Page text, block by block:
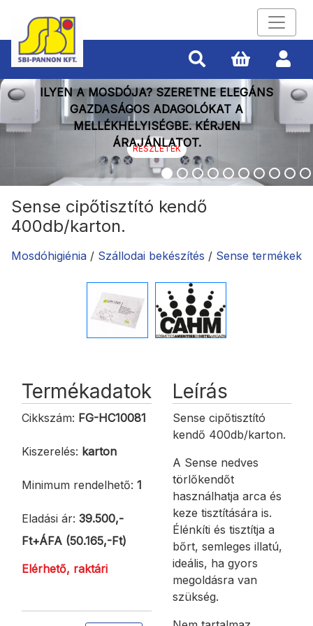
ILYEN A MOSDÓJA? SZERETNE ELEGÁNS
GAZDASÁGOS ADAGOLÓKAT A
MELLÉKHELYISÉGBE. KÉRJEN
ÁRAJÁNLATOT.
RÉSZLETEK
Sense cipőtisztító kendő
400db/karton.
Mosdóhigiénia / Szállodai bekészítés / Sense termékek
Termékadatok
Cikkszám: FG-HC10081
Kiszerelés: karton
Minimum rendelhető: 1
Eladási ár: 39.500,-
Ft+ÁFA (50.165,-Ft)
Elérhető, raktári
Leírás
Sense cipőtisztító
kendő 400db/karton.
A Sense nedves
törlőkendőt
használhatja arca és
keze tisztítására is.
Élénkíti és tisztítja a
bőrt, semleges illatú,
ideális, ha gyors
megoldásra van
szükség.